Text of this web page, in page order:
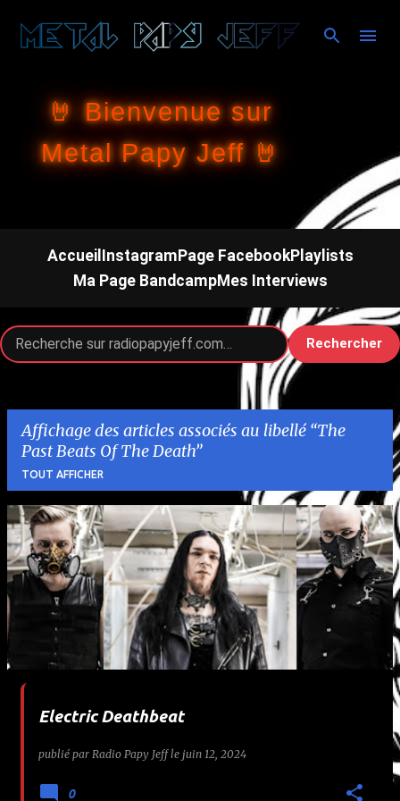
Accéder au contenu principal
🤘 Bienvenue sur
Metal Papy Jeff 🤘
Accueil InstagramPage FacebookPlaylists
Ma Page BandcampMes Interviews
Rechercher
Affichage des articles associés au libellé The
Past Beats Of The Death
TOUT AFFICHER
A
r
c
Electric Deathbeat
publié par Radio Papy Jeff le juin 12, 2024
0